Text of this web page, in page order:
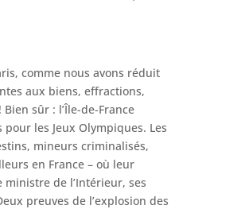
comme nous avons réduit
aux biens, effractions,
sûr : l’Île-de-France
les Jeux Olympiques. Les
mineurs criminalisés,
en France – où leur
ministre de l’Intérieur, ses
preuves de l’explosion des